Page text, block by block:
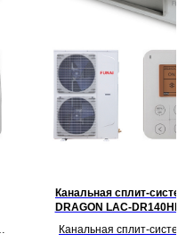
Канальная сплит-
DRAGON LAC-
Канальная сплит-система